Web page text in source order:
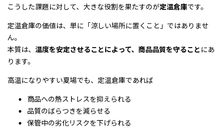
こうした課題に対して、大きな役割を果たすのが定温倉庫です。
定温倉庫の価値は、単に「涼しい場所に置くこと」ではありませ
ん。
本質は、 温度を安定させることによって、商品品質を守ること にあ
ります。
高温になりやすい夏場でも、定温倉庫であれば
商品への熱ストレスを抑えられる
品質のばらつきを減らせる
保管中の劣化リスクを下げられる